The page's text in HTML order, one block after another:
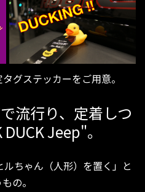
グステッカーをご用意。
流行り、定着しつ
Jeep"。
ルちゃん（人形）を置く」と
の。